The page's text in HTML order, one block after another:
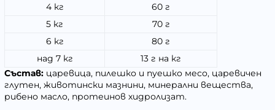
4 кг
60 г
5 кг
70 г
6 кг
80 г
над 7 кг
13 г на кг
Състав: царевица, пилешко и пуешко месо, царевичен
глутен, животински мазнини, минерални вещества,
рибено масло, протеинов хидролизат.